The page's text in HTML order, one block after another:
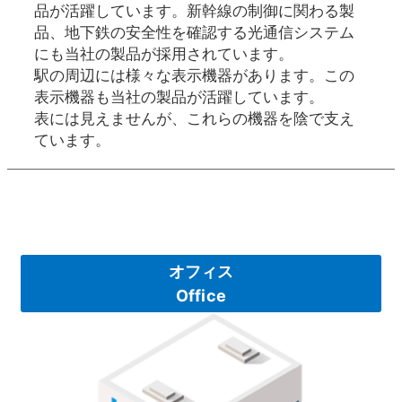
品が活躍しています。新幹線の制御に関わる製
品、地下鉄の安全性を確認する光通信システム
にも当社の製品が採用されています。
駅の周辺には様々な表示機器があります。この
表示機器も当社の製品が活躍しています。
表には見えませんが、これらの機器を陰で支え
ています。
オフィス
Office